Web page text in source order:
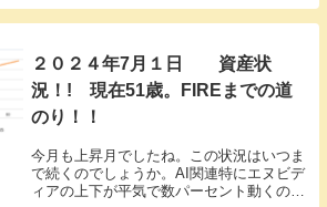
した。みなさんはどうでしたでしょうか。
順調なのは、やはりハ...
２０２４年7月１日 資産状
況！! 現在51歳。FIREまでの道
のり！！
今月も上昇月でしたね。この状況はいつま
で続くのでしょうか。AI関連特にエヌビデ
ィアの上下が平気で数パーセント動くので